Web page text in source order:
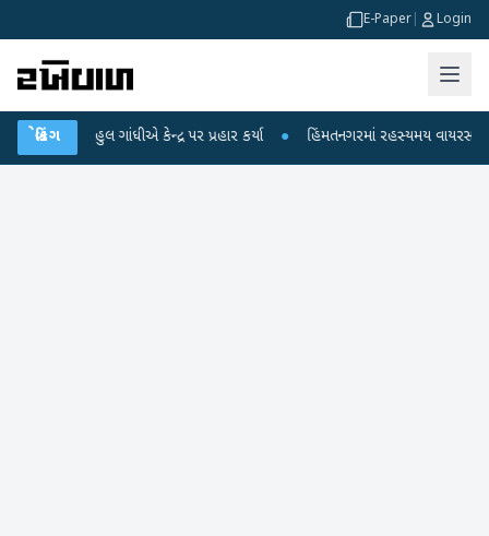
E-Paper Login
બ્રેકિંગ
પર રાહુલ ગાંધીએ કેન્દ્ર પર પ્રહાર કર્યા ● હિંમતનગરમાં રહસ્યમય વાયરસ કે